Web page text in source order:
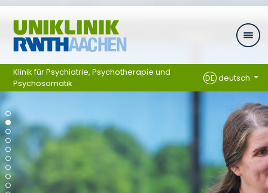
Ga naar navigatie
Klinik für Psychiatrie, Psychotherapie und
Psychosomatik
DEdeutsch